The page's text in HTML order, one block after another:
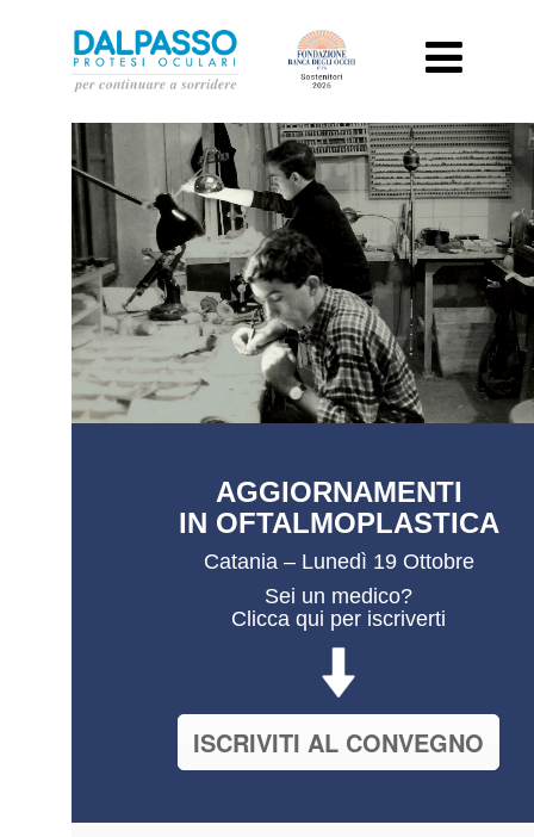
AGGIORNAMENTI
IN OFTALMOPLASTICA
Catania – Lunedì 19 Ottobre
Sei un medico?
Clicca qui per iscriverti
ISCRIVITI AL CONVEGNO